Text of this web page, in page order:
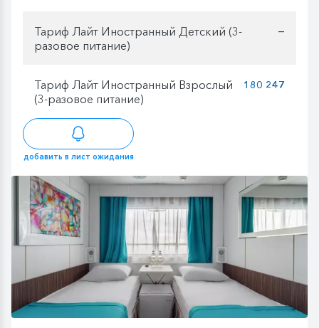
Тариф Лайт Иностранный Детский (3-
разовое питание)
—
Тариф Лайт Иностранный Взрослый
(3-разовое питание)
180 247
добавить в лист ожидания